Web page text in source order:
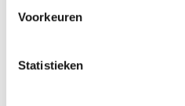
Voorkeuren
Statistieken
2 personen
Verzenden